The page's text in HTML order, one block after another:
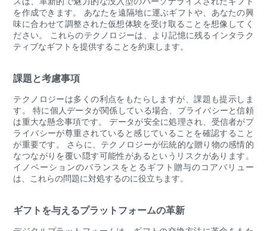
を作成できます。 あなたを遠隔地に運ぶギフトや、あなたの興
味に合わせて調整された仮想体験を受け取ることを想像してく
ださい。 これらのテクノロジーは、より記憶に残るインタラク
ティブなギフトを提供することを約束します。
課題と考慮事項
テクノロジーは多くの利点をもたらしますが、課題も提示しま
す。 特に個人データが関係している場合、プライバシーと信頼
は重大な懸念事項です。 データが安全に処理され、受信者がプ
ライバシーが尊重されていると感じていることを確認すること
が重要です。 さらに、テクノロジーが伝統的な贈り物の感情的
なつながりを覆い隠す可能性があるというリスクがあります。
イノベーションのバランスをとるギフト贈与のコアバリュー
は、これらの問題に対処するのに役立ちます。
ギフトを与えるプラットフォームの革新